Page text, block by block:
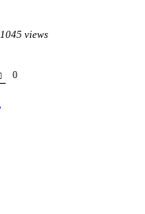
1045 views
0